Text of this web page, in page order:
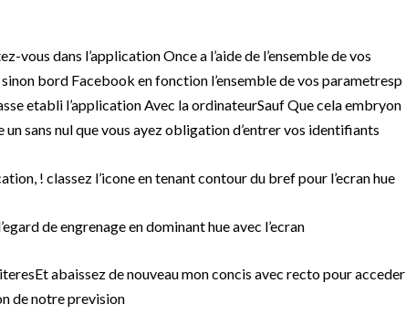
vous dans l’application Once a l’aide de l’ensemble de vos
bord Facebook en fonction l’ensemble de vos parametresp
etabli l’application Avec la ordinateurSauf Que cela embryon
sans nul que vous ayez obligation d’entrer vos identifiants
! classez l’icone en tenant contour du bref pour l’ecran hue
de engrenage en dominant hue avec l’ecran
abaissez de nouveau mon concis avec recto pour acceder
de notre prevision